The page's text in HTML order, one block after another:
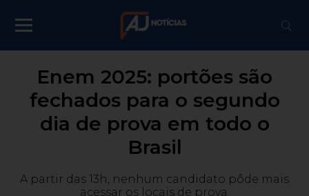
Enem 2025: portões são
fechados para o segundo
dia de prova em todo o
Brasil
A partir das 13h, nenhum candidato pôde mais
acessar os locais de prova.